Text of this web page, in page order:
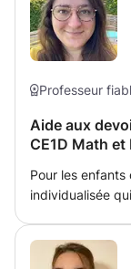
vous rencontrer.
Professeur
Aide aux
CE1D Math et
Pour les
individualisée
Pour les plus